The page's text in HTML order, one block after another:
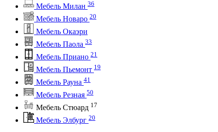
Мебель Милан 36
Мебель Новаро 20
Мебель Окаэри
Мебель Паола 33
Мебель Приано 21
Мебель Пьемонт 19
Мебель Рауна 41
Мебель Резная 50
Мебель Стюард 17
Мебель Элбург 20